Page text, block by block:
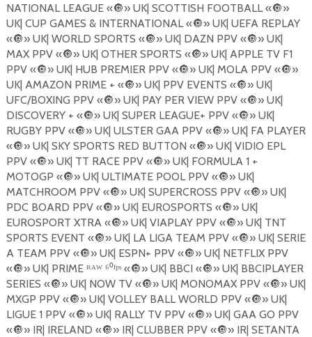
NATIONAL LEAGUE «🔘» UK| SCOTTISH FOOTBALL «🔘»
UK| CUP GAMES & INTERNATIONAL «🔘» UK| UEFA REPLAY
«🔘» UK| WORLD SPORTS «🔘» UK| DAZN PPV «🔘» UK|
MAX PPV «🔘» UK| OTHER SPORTS «🔘» UK| APPLE TV F1
PPV «🔘» UK| HUB PREMIER PPV «🔘» UK| MOLA PPV «🔘»
UK| AMAZON PRIME + «🔘» UK| PPV EVENTS «🔘» UK|
UFC/BOXING PPV «🔘» UK| PAY PER VIEW PPV «🔘» UK|
DISCOVERY + «🔘» UK| SUPER LEAGUE+ PPV «🔘» UK|
RUGBY PPV «🔘» UK| ULSTER GAA PPV «🔘» UK| FA PLAYER
«🔘» UK| SKY SPORTS RED BUTTON «🔘» UK| VIDIO EPL
PPV «🔘» UK| TT RACE PPV «🔘» UK| FORMULA 1 +
MOTOGP «🔘» UK| ULTIMATE POOL PPV «🔘» UK|
MATCHROOM PPV «🔘» UK| SUPERCROSS PPV «🔘» UK|
PDC BOARD PPV «🔘» UK| EUROSPORTS «🔘» UK|
EUROSPORT XTRA «🔘» UK| VIAPLAY PPV «🔘» UK| TNT
SPORTS EVENT «🔘» UK| LA LIGA TEAM PPV «🔘» UK| SERIE
A TEAM PPV «🔘» UK| ESPN+ PPV «🔘» UK| NETFLIX PPV
«🔘» UK| PRIME ᴿᴬᵂ ⁶⁰ᶠᵖˢ «🔘» UK| BBCI «🔘» UK| BBCIPLAYER
SERIES «🔘» UK| NOW TV «🔘» UK| MONOMAX PPV «🔘» UK|
MXGP PPV «🔘» UK| VOLLEY BALL WORLD PPV «🔘» UK|
LIGUE 1 PPV «🔘» UK| RALLY TV PPV «🔘» UK| GAA GO PPV
«🔘» IR| IRELAND «🔘» IR| CLUBBER PPV «🔘» IR| SETANTA